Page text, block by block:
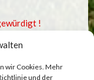
wir Cookies. Mehr
und der
!
die Nordliga »